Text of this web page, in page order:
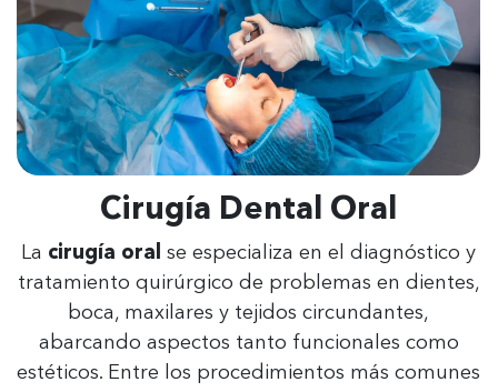
Cirugía Dental Oral
La cirugía oral
se especializa en el diagnóstico y
tratamiento quirúrgico de problemas en dientes,
boca, maxilares y tejidos circundantes,
abarcando aspectos tanto funcionales como
estéticos. Entre los procedimientos más comunes